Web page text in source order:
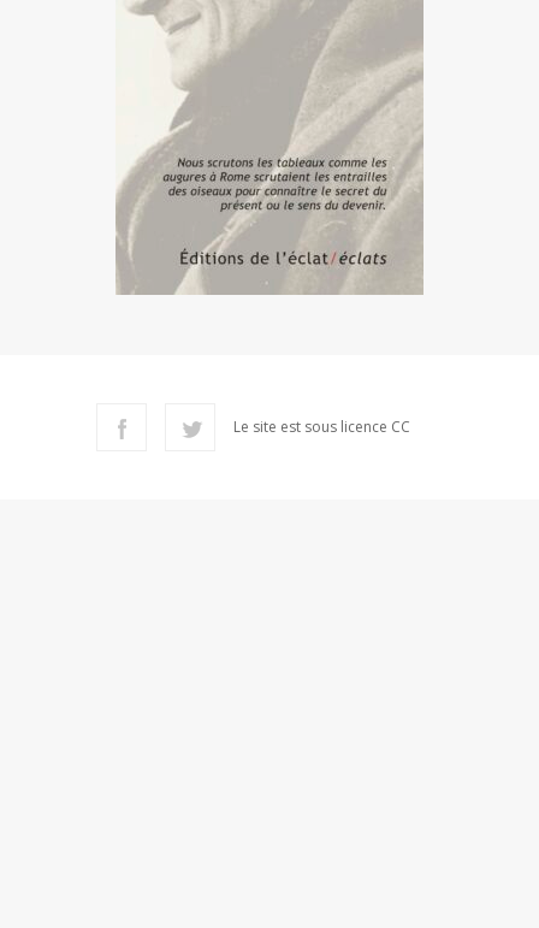
Le site est sous licence CC